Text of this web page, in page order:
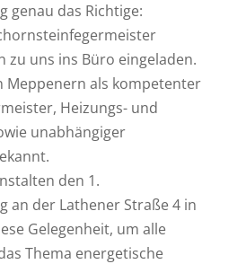
genau das Richtige:
zu uns ins Büro eingeladen.
Meppenern als kompetenter
Heizungs- und
unabhängiger
den 1.
an der Lathener Straße 4 in
Gelegenheit, um alle
Thema energetische